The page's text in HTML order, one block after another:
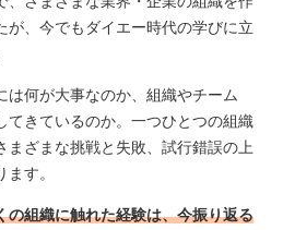
が、今でもダイエー時代の学びに立
は何が大事なのか、組織やチーム
てきているのか。一つひとつの組織
まざまな挑戦と失敗、試行錯誤の上
す。
の組織に触れた経験は、今振り返る